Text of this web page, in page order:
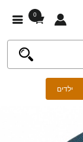
0
ילדים